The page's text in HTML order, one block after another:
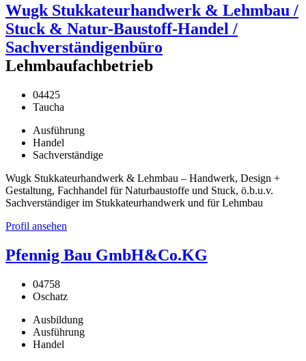
Wugk Stukkateurhandwerk & Lehmbau /
Stuck & Natur-Baustoff-Handel /
Sachverständigenbüro
Lehmbaufachbetrieb
04425
Taucha
Ausführung
Handel
Sachverständige
Wugk Stukkateurhandwerk & Lehmbau – Handwerk, Design +
Gestaltung, Fachhandel für Naturbaustoffe und Stuck, ö.b.u.v.
Sachverständiger im Stukkateurhandwerk und für Lehmbau
Profil ansehen
Pfennig Bau GmbH&Co.KG
04758
Oschatz
Ausbildung
Ausführung
Handel